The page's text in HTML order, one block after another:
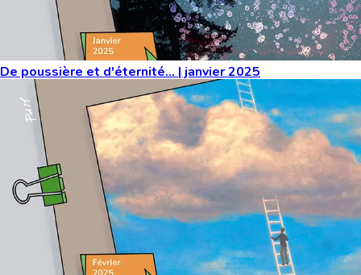
De poussière et d'éternité… | janvier 2025